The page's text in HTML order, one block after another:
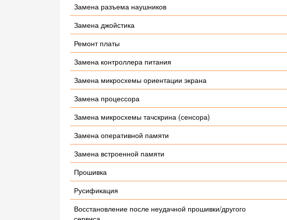
Замена разъема наушников
Замена джойстика
Ремонт платы
Замена контроллера питания
Замена микросхемы ориентации экрана
Замена процессора
Замена микросхемы тачскрина (сенсора)
Замена оперативной памяти
Замена встроенной памяти
Прошивка
Русификация
Восстановление после неудачной прошивки/другого